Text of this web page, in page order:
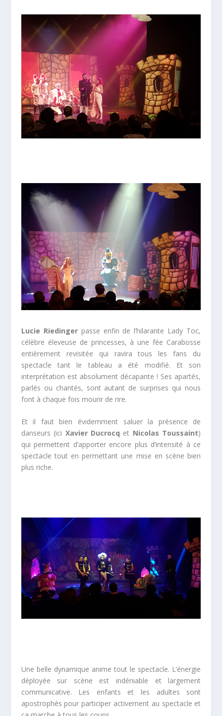
Lucie Riedinger passe enfin de l’hilarante Lady Toc,
célèbre éleveuse de princesses, à une fée Carabosse
entièrement revisitée qui ravira tous les fans du
spectacle tant le tableau a été modifié. Et son
interprétation est absolument décapante ! Ses apartés,
parlés ou chantés, sont autant de surprises qui nous
font à chaque fois mourir de rire.
Et il faut bien évidemment saluer la présence de
danseurs (ici Xavier Ducrocq et Nicolas Toussaint)
qui permettent d’apporter encore plus d’intensité à ce
spectacle tout en permettant une mise en scène bien
plus riche.
Une belle dynamique anime tout le spectacle. L’énergie
déployée sur scène est indéniable et largement
communicative. Les enfants et les adultes sont
apostrophés pour participer activement au spectacle et